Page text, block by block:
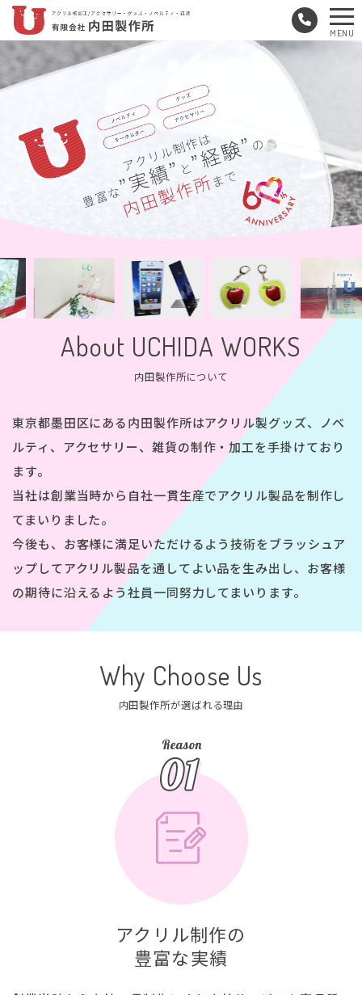
About UCHIDA WORKS
内田製作所について
東京都墨田区にある内田製作所はアクリル製グッズ、ノベ
ルティ、アクセサリー、雑貨の制作・加工を手掛けており
ます。
当社は創業当時から自社一貫生産でアクリル製品を制作し
てまいりました。
今後も、お客様に満足いただけるよう技術をブラッシュア
ップしてアクリル製品を通してよい品を生み出し、お客様
の期待に沿えるよう社員一同努力してまいります。
Why Choose Us
内田製作所が選ばれる理由
アクリル制作の
豊富な実績
メ
MENU